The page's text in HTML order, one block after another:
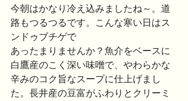
今朝はかなり冷え込みましたね～。道
路もつるつるです。こんな寒い日はス
ンドゥブチゲで
あったまりませんか？魚介をベースに
白鷹産のこく深い味噌で、やわらかな
辛みのコク旨なスープに仕上げまし
た。長井産の豆富がふわりとクリーミ